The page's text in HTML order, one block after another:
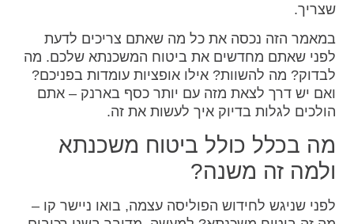
שצריך.
במאמר הזה נכסה את כל מה שאתם צריכים לדעת
לפני שאתם מחדשים את ביטוח המשכנתא שלכם. מה
לבדוק? מה להשוות? אילו אופציות עומדות בפניכם?
ואם יש דרך לצאת מזה עם יותר כסף בארנק – אתם
הולכים לגלות בדיוק איך לעשות את זה.
מה בכלל כולל ביטוח משכנתא
ולמה זה משנה?
לפני שניגש לחידוש הפוליסה עצמה, בואו ניישר קו –